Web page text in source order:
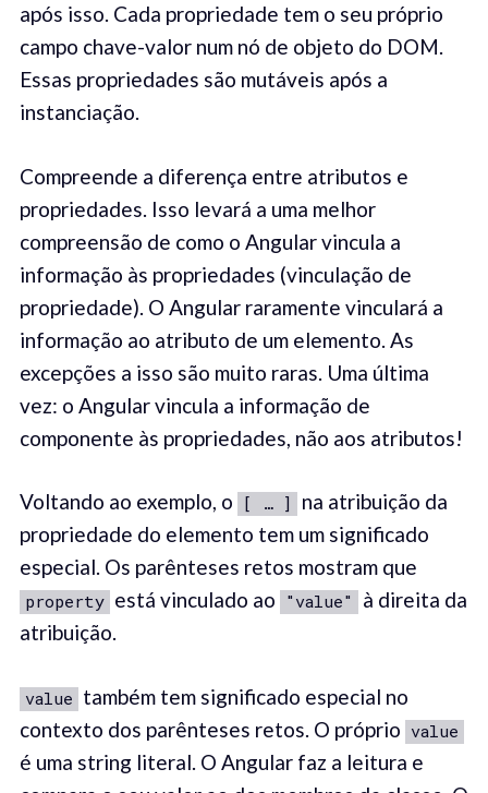
após isso. Cada propriedade tem o seu próprio
campo chave-valor num nó de objeto do DOM.
Essas propriedades são mutáveis após a
instanciação.
Compreende a diferença entre atributos e
propriedades. Isso levará a uma melhor
compreensão de como o Angular vincula a
informação às propriedades (vinculação de
propriedade). O Angular raramente vinculará a
informação ao atributo de um elemento. As
excepções a isso são muito raras. Uma última
vez: o Angular vincula a informação de
componente às propriedades, não aos atributos!
Voltando ao exemplo, o [ … ]
na atribuição da
propriedade do elemento tem um significado
especial. Os parênteses retos mostram que
property está vinculado ao "value"
à direita da
atribuição.
value também tem significado especial no
contexto dos parênteses retos. O próprio value
é uma string literal. O Angular faz a leitura e